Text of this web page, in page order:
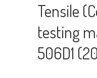
Tensile
testing
506D1